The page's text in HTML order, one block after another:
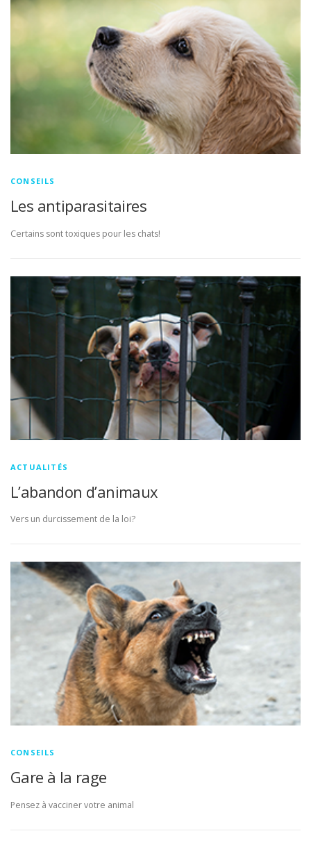
CONSEILS
Les antiparasitaires
Certains sont toxiques pour les chats!
ACTUALITÉS
L’abandon d’animaux
Vers un durcissement de la loi?
CONSEILS
Gare à la rage
Pensez à vacciner votre animal